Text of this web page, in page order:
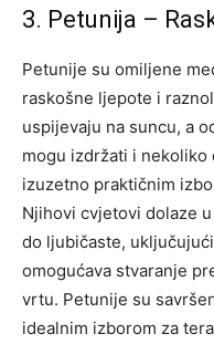
3. Petunija –
Petunije su omiljene
raskošne ljepote i
uspijevaju na suncu, a
mogu izdržati i nekoliko
izuzetno praktičnim
Njihovi cvjetovi dolaze
do ljubičaste,
omogućava stvaranje
vrtu. Petunije su
idealnim izborom za